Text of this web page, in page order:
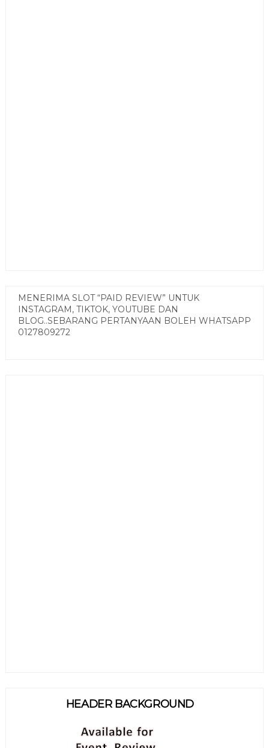
MENERIMA SLOT “PAID REVIEW” UNTUK
INSTAGRAM, TIKTOK, YOUTUBE DAN
BLOG..SEBARANG PERTANYAAN BOLEH WHATSAPP
0127809272
HEADER BACKGROUND